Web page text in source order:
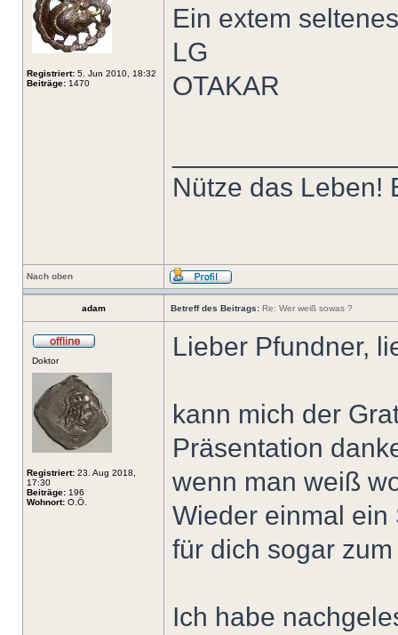
Registriert: 5. Jun 2010, 18:32
Beiträge: 1470
Ein extem
LG
OTAKAR
Nütze das Leben!
Nach oben
adam Betreff des Beitrags: Re: Wer weiß sowas ?
Doktor
Registriert: 23. Aug 2018,
17:30
Beiträge: 196
Wohnort: O.Ö.
Lieber Pfundner,
kann mich der
Präsentation
wenn man weiß
Wieder einmal ein
für dich sogar
Ich habe